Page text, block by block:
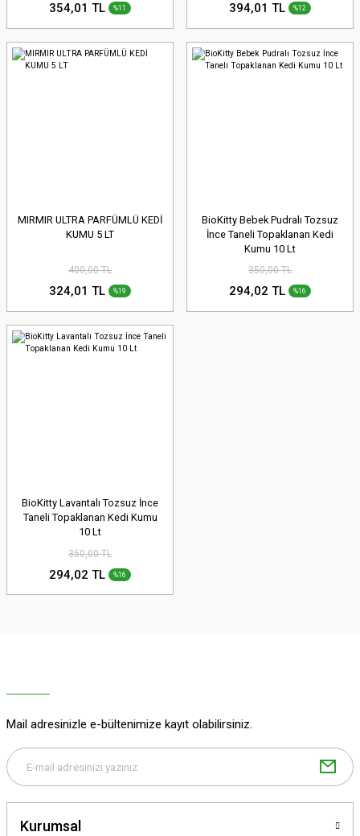
354,01 TL %11 394,01 TL %12
MIRMIR ULTRA PARFÜMLÜ KEDİ
KUMU 5 LT
400,00 TL
324,01 TL %19
BioKitty Bebek Pudralı Tozsuz
İnce Taneli Topaklanan Kedi
Kumu 10 Lt
350,00 TL
294,02 TL %16
BioKitty Lavantalı Tozsuz İnce
Taneli Topaklanan Kedi Kumu
10 Lt
350,00 TL
294,02 TL %16
Mail adresinizle e-bültenimize kayıt olabilirsiniz.
Kurumsal